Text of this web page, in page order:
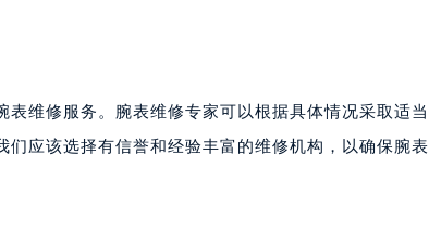
维修服务。腕表维修专家可以根据具体情况采取适当
应该选择有信誉和经验丰富的维修机构，以确保腕表